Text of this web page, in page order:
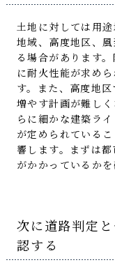
土地に対しては用
地域、高度地区、
る場合があります
に耐火性能が求め
す。また、高度地
増やす計画が難し
らに細かな建築ラ
が定められている
響します。まずは
がかかっているかを
次に道路判定
認する